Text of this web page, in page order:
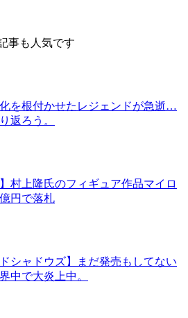
化を根付かせたレジェンドが急逝…
返ろう。
村上隆氏のフィギュア作品マイロ
円で落札
シャドウズ】まだ発売もしてない
中で大炎上中。